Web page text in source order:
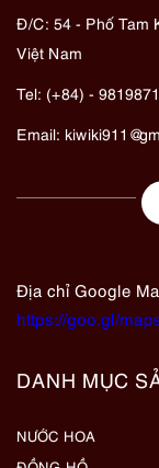
Đ/C: 54 - Phố Tam
Việt Nam
Tel: (+84) -
Email:
Địa chỉ Google
https://goo.gl/
DANH MỤC
NƯỚC HOA